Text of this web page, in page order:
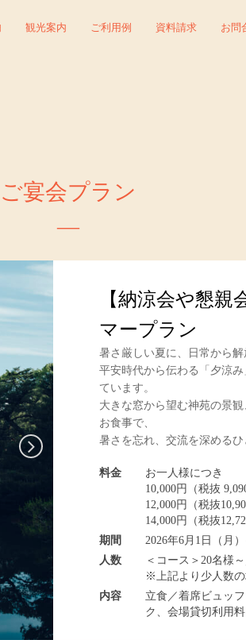
観光案内 ご利用例 資料請求 お問
ご宴会プラン
【納涼会や懇
マープラン
暑さ厳しい夏に、日常から
平安時代から伝わる「夕涼
ています。
大きな窓から望む神苑の景
お食事で、
暑さを忘れ、交流を深めるひ
料金
お一人様につき
10,000円（税抜
12,000円（税抜
14,000円（税抜
期間
2026年6月1日（月
人数
＜コース＞20名様
※上記より少人数
内容
立食／着席ビュッ
ク、会場貸切利用